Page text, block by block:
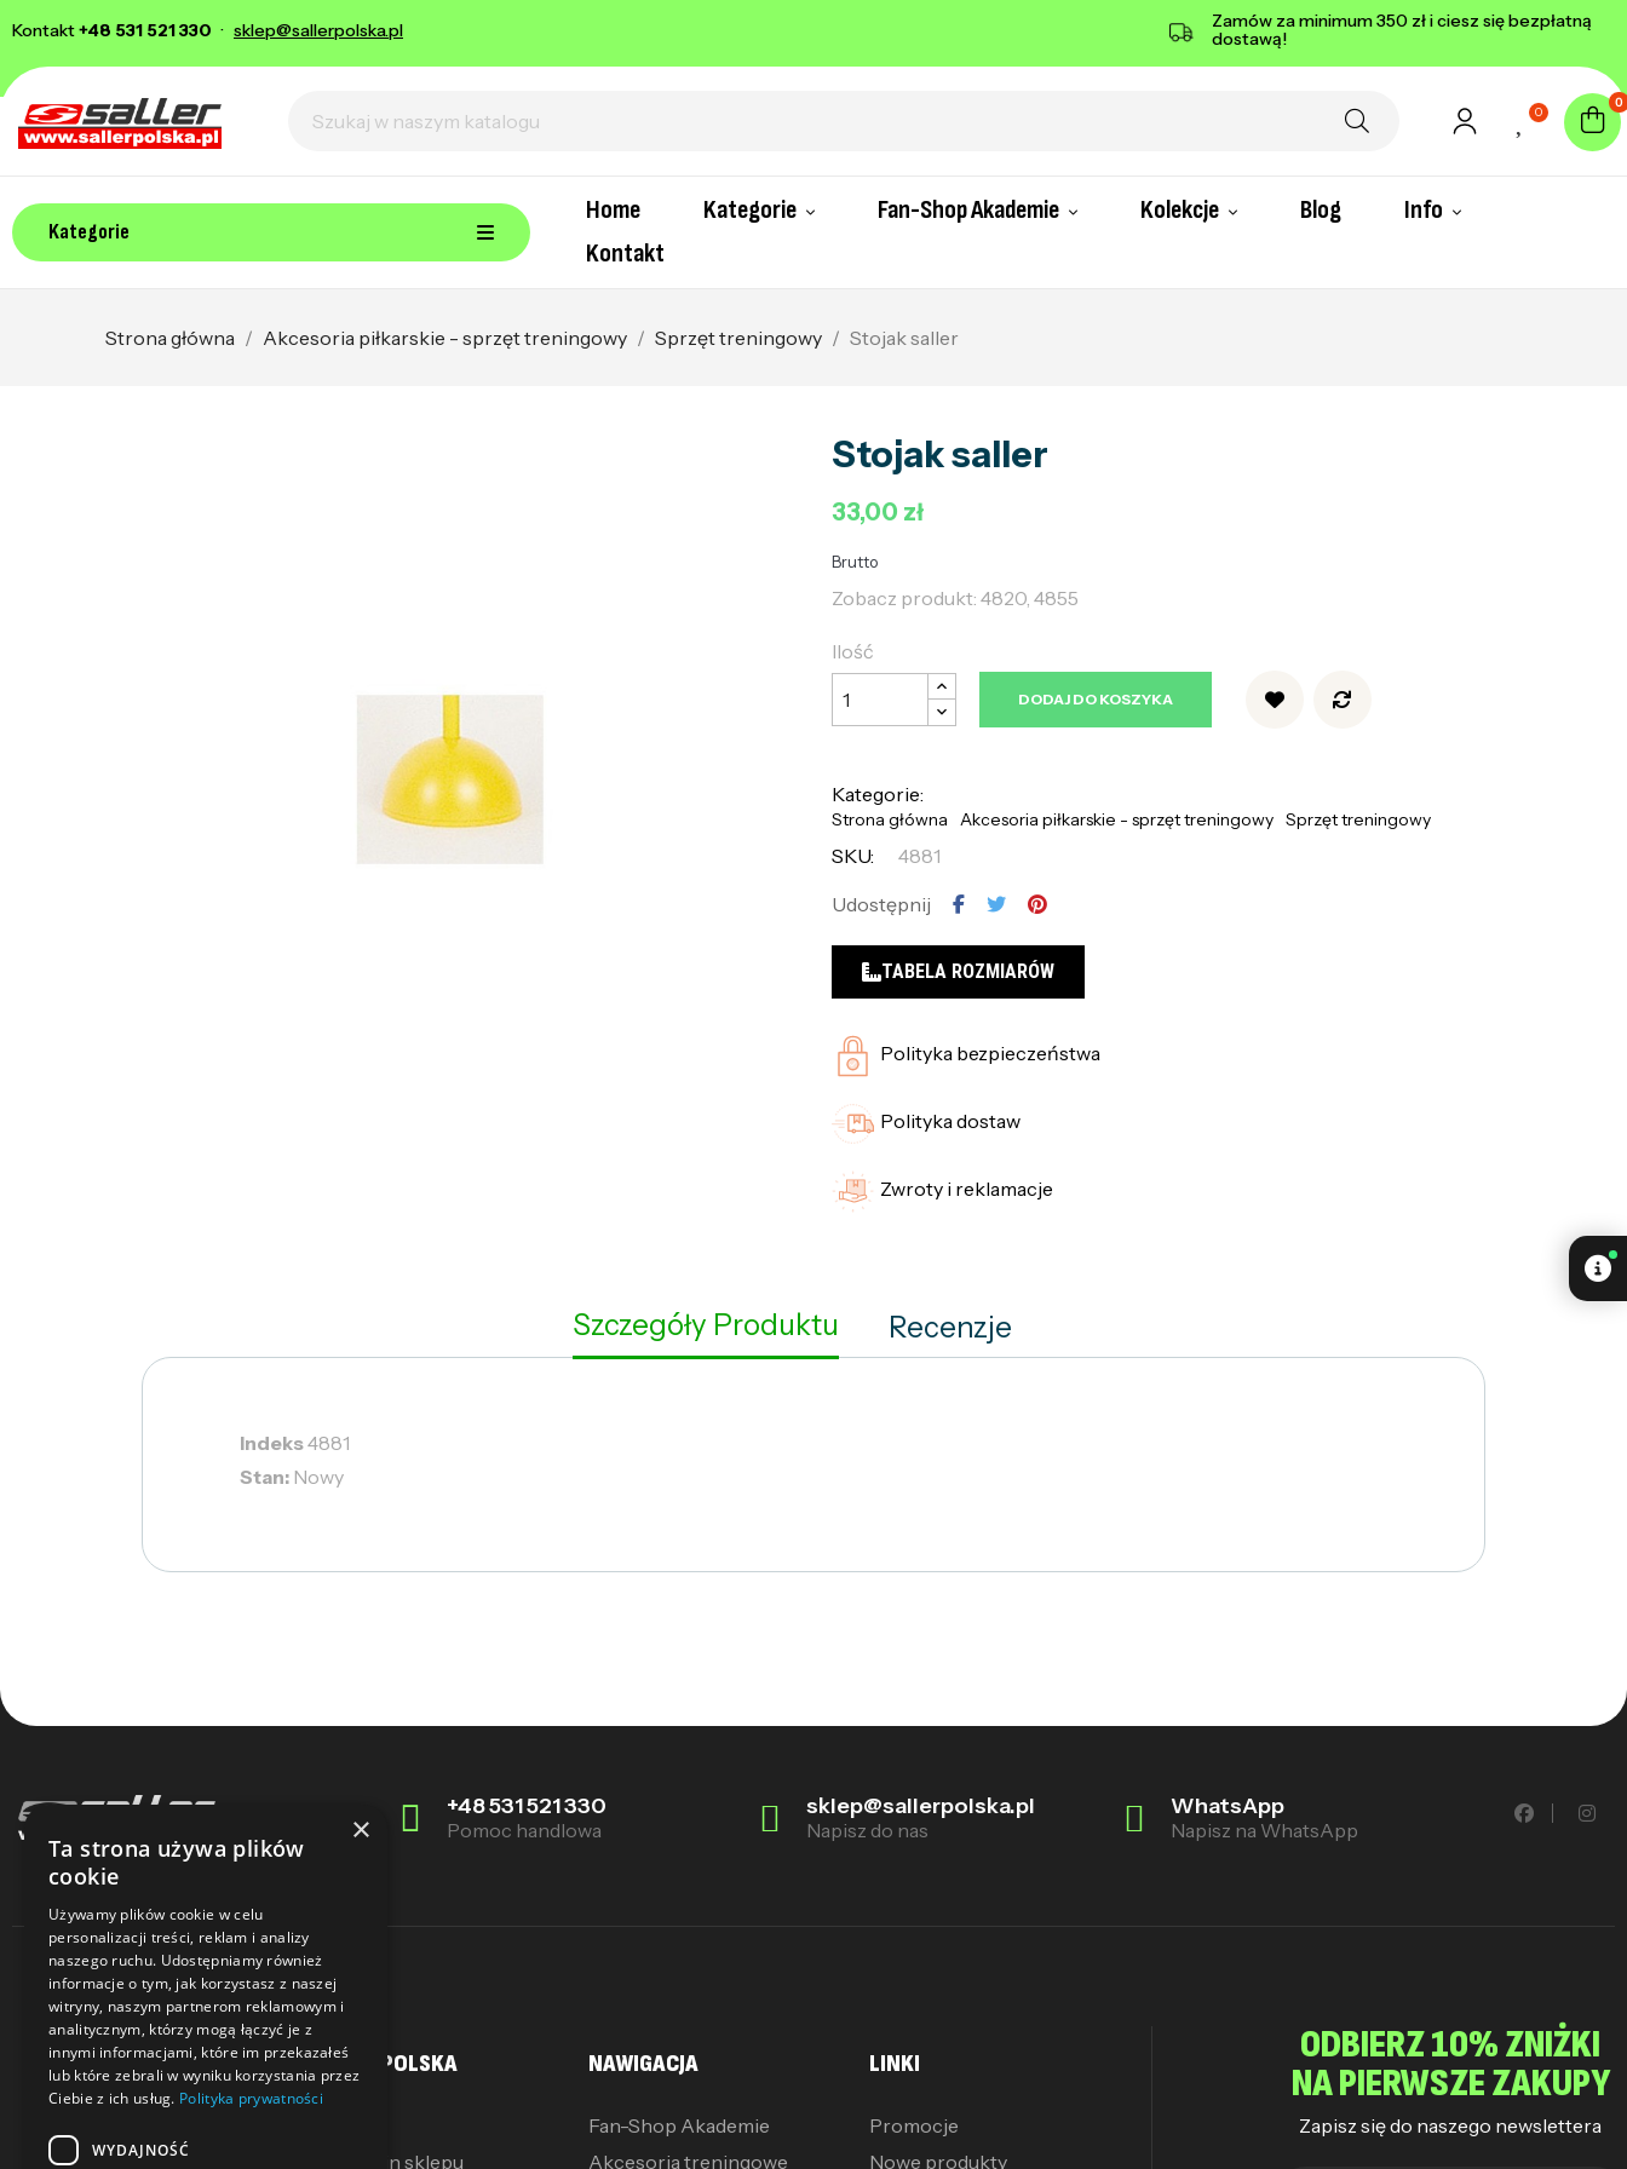
Kontakt+48 531 521 330 · sklep@sallerpolska.pl
Zamów za minimum 350 zł i ciesz się bezpłatną
dostawą!
0
0
Kategorie
Home Kategorie Fan-Shop Akademie Kolekcje Blog
Info
Kontakt
Strona główna Akcesoria piłkarskie - sprzęt treningowy Sprzęt treningowy Stojak saller
Stojak saller
33,00 zł
Brutto
Zobacz produkt: 4820, 4855
Ilość
DODAJ DO KOSZYKA
Kategorie:
Strona główna Akcesoria piłkarskie - sprzęt treningowy Sprzęt treningowy
SKU:
4881
Udostępnij
TABELA ROZMIARÓW
Polityka bezpieczeństwa
Polityka dostaw
Zwroty i reklamacje
Szczegóły Produktu Recenzje
Indeks4881
Stan: Nowy
+48 531 521 330
Pomoc handlowa
sklep@sallerpolska.pl
Napisz do nas
WhatsApp
Napisz na WhatsApp
MOJE KONTO
Moje pokwitowania
SALLER POLSKA
Regulamin sklepu
NAWIGACJA
Fan-Shop Akademie
Akcesoria treningowe
LINKI
Promocje
Nowe produkty
ODBIERZ 10% ZNIŻKI
NA PIERWSZE ZAKUPY
Zapisz się do naszego newslettera
×
Ta strona używa plików
cookie
Używamy plików cookie w celu
personalizacji treści, reklam i analizy
naszego ruchu. Udostępniamy również
informacje o tym, jak korzystasz z naszej
witryny, naszym partnerom reklamowym i
analitycznym, którzy mogą łączyć je z
innymi informacjami, które im przekazałeś
lub które zebrali w wyniku korzystania przez
Ciebie z ich usług. Polityka prywatności
WYDAJNOŚĆ